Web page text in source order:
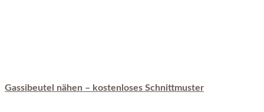
Gassibeutel nähen – kostenloses Schnittmuster